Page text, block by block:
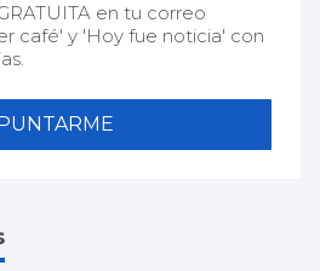
en tu correo
café' y 'Hoy fue noticia' con